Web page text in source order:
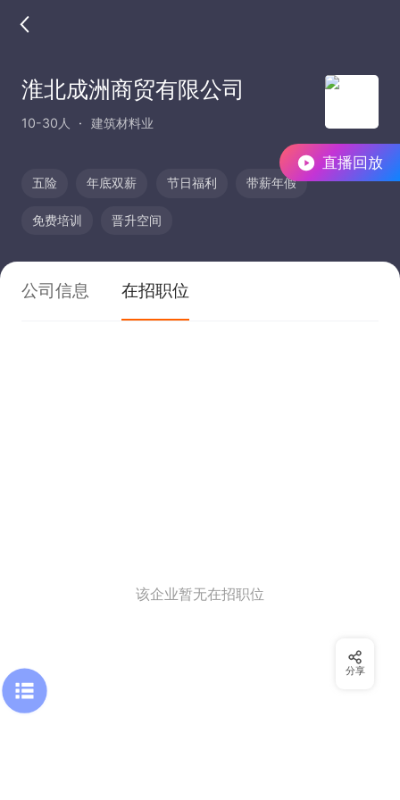
直播回放
淮北成洲商贸有限公司
10-30人 建筑材料业
五险 年底双薪 节日福利 带薪年假
免费培训 晋升空间
公司信息 在招职位
该企业暂无在招职位
分享